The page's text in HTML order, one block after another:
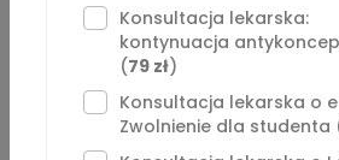
Konsultacje mają charakter doraźnej
w sytuacji, gdy Pacjent nie ma
wizyty stacjonarnej, a konsultacja
się do szybszego powrotu do
⁠Konsultacja lekarska:
kontynuacja
(79 zł)
Konsultacja lekarska o
Zwolnienie dla studenta